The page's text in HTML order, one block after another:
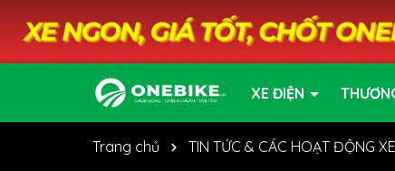
XE ĐIỆN
Trang chủ TIN TỨC & CÁC HOẠT ĐỘNG